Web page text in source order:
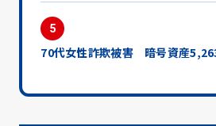
5
70代女性詐欺被害 暗号資産